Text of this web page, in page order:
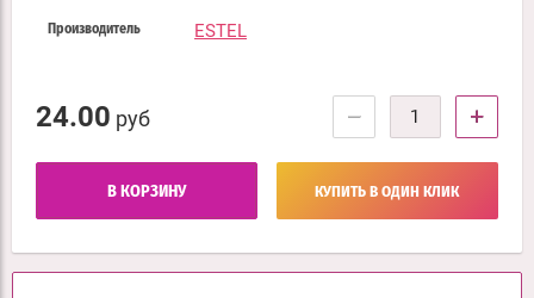
Производитель ESTEL
24.00 руб − +
В КОРЗИНУ КУПИТЬ В ОДИН КЛИК